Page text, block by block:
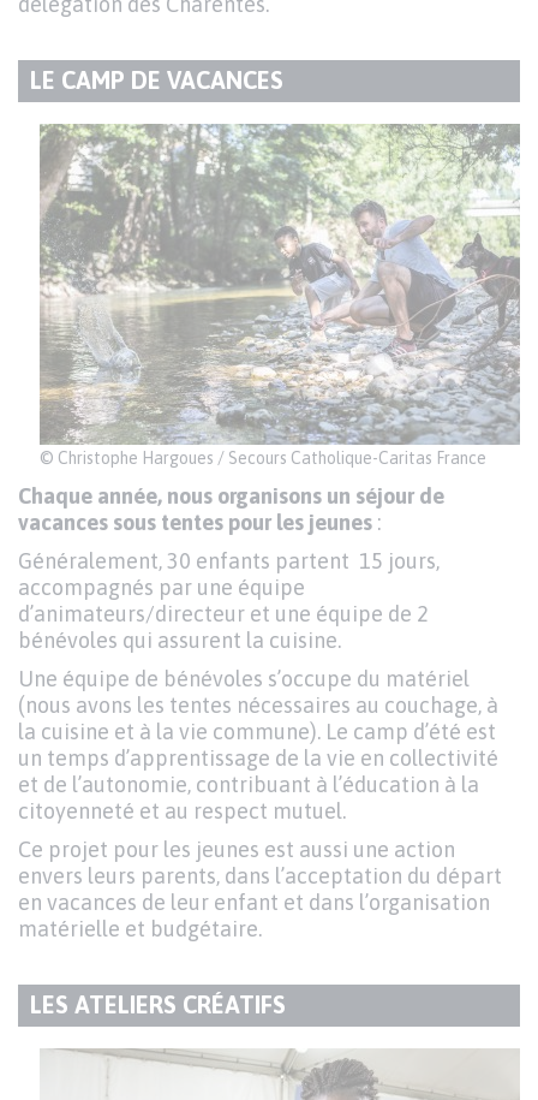
TITRE
DU
PARAGRAPHE
LE CAMP DE VACANCES
Texte
​© Christophe Hargoues / Secours Catholique-Caritas France
Chaque année, nous organisons un séjour de
vacances sous tentes pour les jeunes :
Généralement, 30 enfants partent 15 jours,
accompagnés par une équipe
d’animateurs/directeur et une équipe de 2
bénévoles qui assurent la cuisine.
Une équipe de bénévoles s’occupe du matériel
(nous avons les tentes nécessaires au couchage, à
la cuisine et à la vie commune). Le camp d’été est
un temps d’apprentissage de la vie en collectivité
et de l’autonomie, contribuant à l’éducation à la
citoyenneté et au respect mutuel.
Ce projet pour les jeunes est aussi une action
envers leurs parents, dans l’acceptation du départ
en vacances de leur enfant et dans l’organisation
matérielle et budgétaire.
TITRE
DU
LES ATELIERS CRÉATIFS
Texte